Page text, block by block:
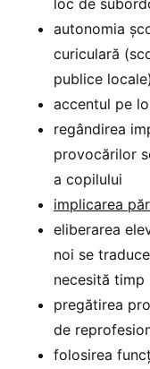
autonomia
curiculară
publice locale)
accentul pe
regândirea
provocărilor
a copilului
implicarea
eliberarea
noi se
necesită
pregătirea
de
folosirea